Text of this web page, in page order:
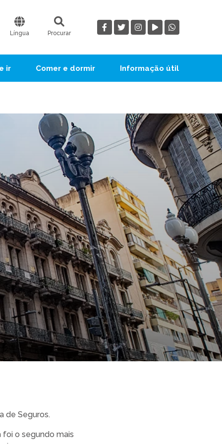
Língua Procurar
ir Comer e dormir Informação útil
de Seguros.
foi o segundo mais